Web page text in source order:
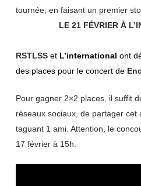
tournée, en faisant un premier
LE 21 FÉVRIER À
RSTLSSet L’international ont
des places pour le concert de
Pour gagner 2×2 places, il suffit
réseaux sociaux, de partager cet
taguant 1 ami. Attention, le
17 février à 15h.